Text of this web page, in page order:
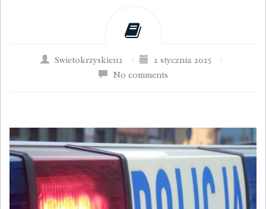
Swietokrzyskie112 / 2 stycznia 2025
/
No comments